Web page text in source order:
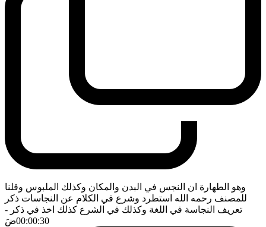
وهو الطهارة ان النجس في البدن والمكان وكذلك الملبوس وقلنا
للمصنف رحمه الله استطرد وشرع في الكلام عن النجاسات ذكر
تعريف النجاسة في اللغة وكذلك في الشرع كذلك اخذ في ذكر -
00:00:30ضَ